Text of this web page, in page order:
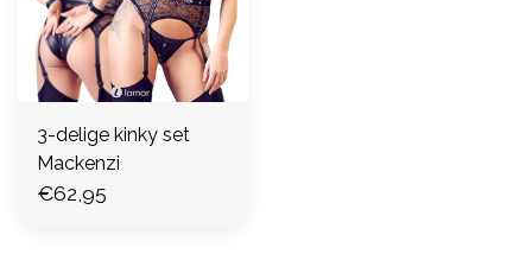
3-delige kinky set
Mackenzi
€62,95